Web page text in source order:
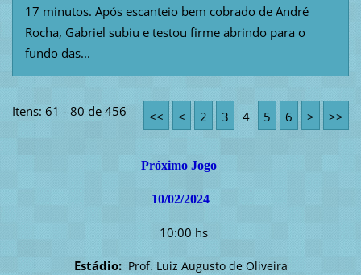
17 minutos. Após escanteio bem cobrado de André
Rocha, Gabriel subiu e testou firme abrindo para o
fundo das...
Itens: 61 - 80 de 456 << < 2 3 4 5 6 > >>
Próximo Jogo
10/02/2024
10:00 hs
Estádio: Prof. Luiz Augusto de Oliveira